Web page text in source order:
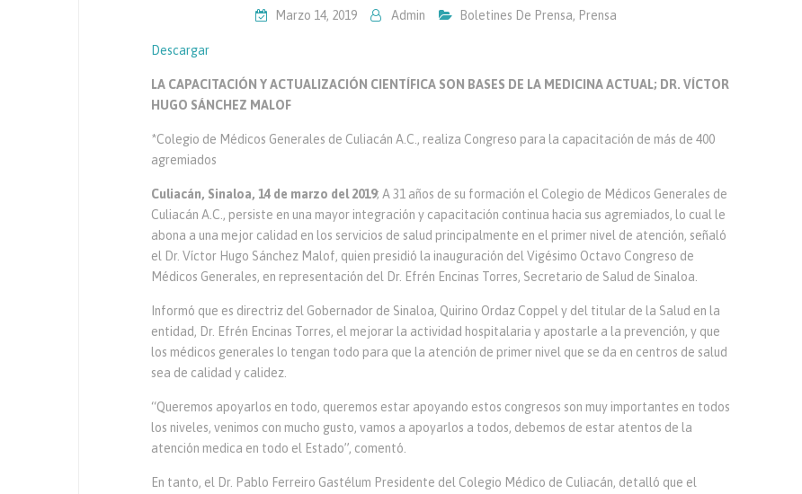
Marzo 14, 2019 Admin Boletines De Prensa, Prensa
Descargar
LA CAPACITACIÓN Y ACTUALIZACIÓN CIENTÍFICA SON BASES DE LA MEDICINA ACTUAL; DR. VÍCTOR
HUGO SÁNCHEZ MALOF
*Colegio de Médicos Generales de Culiacán A.C., realiza Congreso para la capacitación de más de 400
agremiados
Culiacán, Sinaloa, 14 de marzo del 2019; A 31 años de su formación el Colegio de Médicos Generales de
Culiacán A.C., persiste en una mayor integración y capacitación continua hacia sus agremiados, lo cual le
abona a una mejor calidad en los servicios de salud principalmente en el primer nivel de atención, señaló
el Dr. Víctor Hugo Sánchez Malof, quien presidió la inauguración del Vigésimo Octavo Congreso de
Médicos Generales, en representación del Dr. Efrén Encinas Torres, Secretario de Salud de Sinaloa.
Informó que es directriz del Gobernador de Sinaloa, Quirino Ordaz Coppel y del titular de la Salud en la
entidad, Dr. Efrén Encinas Torres, el mejorar la actividad hospitalaria y apostarle a la prevención, y que
los médicos generales lo tengan todo para que la atención de primer nivel que se da en centros de salud
sea de calidad y calidez.
“Queremos apoyarlos en todo, queremos estar apoyando estos congresos son muy importantes en todos
los niveles, venimos con mucho gusto, vamos a apoyarlos a todos, debemos de estar atentos de la
atención medica en todo el Estado”, comentó.
En tanto, el Dr. Pablo Ferreiro Gastélum Presidente del Colegio Médico de Culiacán, detalló que el